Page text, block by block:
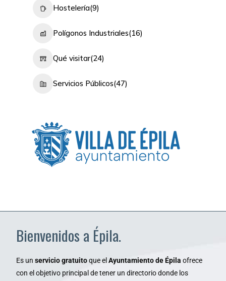
Hostelería(9)
Polígonos Industriales(16)
Qué visitar(24)
Servicios Públicos(47)
Bienvenidos a Épila.
Es un servicio gratuitoque el Ayuntamiento de Épila ofrece
con el objetivo principal de tener un directorio donde los